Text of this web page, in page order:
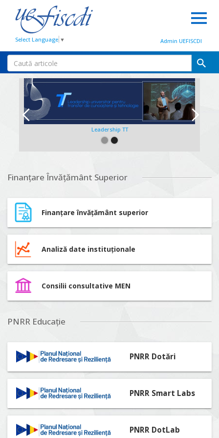
Select Language ▼ Admin UEFISCDI
Leadership TT
Finanțare Învățământ Superior
Finanțare învățământ superior
Analiză date instituționale
Consilii consultative MEN
PNRR Educație
PNRR Dotări
PNRR Smart Labs
PNRR DotLab